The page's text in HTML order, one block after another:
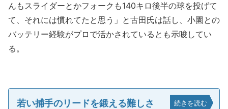
んもスライダーとかフォークも140キロ後半の球を投げて
て、それには慣れてたと思う」と古田氏は話し、小園との
バッテリー経験がプロで活かされているとも示唆してい
る。
若い捕手のリードを鍛える難しさ 続きを読む